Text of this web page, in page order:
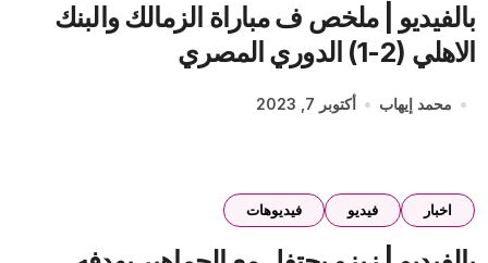
بالفيديو | ملخص ف مباراة الزمالك والبنك
الاهلي (2-1) الدوري المصري
محمد إيهاب أكتوبر 7, 2023
اخبار فيديو فيديوهات